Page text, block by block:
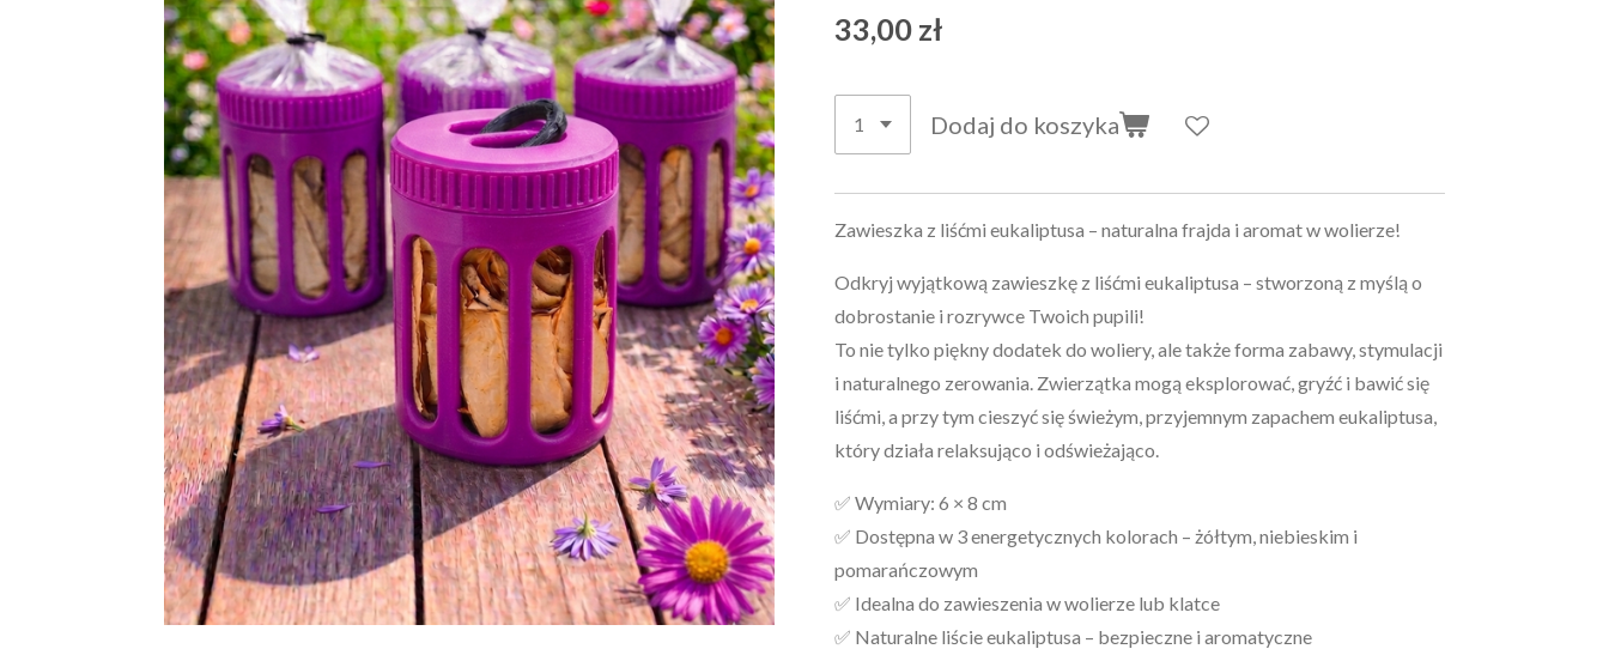
33,00 zł
Dodaj do koszyka
Zawieszka z liśćmi eukaliptusa – naturalna frajda i aromat w wolierze!
Odkryj wyjątkową zawieszkę z liśćmi eukaliptusa – stworzoną z myślą o
dobrostanie i rozrywce Twoich pupili!
To nie tylko piękny dodatek do woliery, ale także forma zabawy, stymulacji
i naturalnego zerowania. Zwierzątka mogą eksplorować, gryźć i bawić się
liśćmi, a przy tym cieszyć się świeżym, przyjemnym zapachem eukaliptusa,
który działa relaksująco i odświeżająco.
✅ Wymiary: 6 × 8 cm
✅ Dostępna w 3 energetycznych kolorach – żółtym, niebieskim i
pomarańczowym
✅ Idealna do zawieszenia w wolierze lub klatce
✅ Naturalne liście eukaliptusa – bezpieczne i aromatyczne